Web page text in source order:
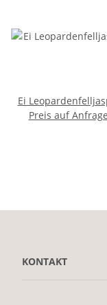
Ei
Preis auf Anfrage
KONTAKT